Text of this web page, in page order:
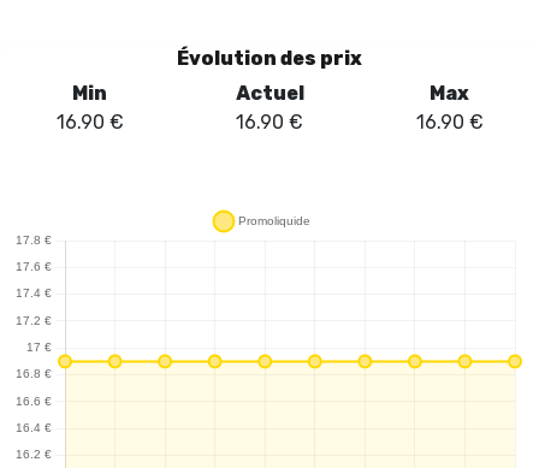
Évolution des prix
Min
16.90 €
Actuel
16.90 €
Max
16.90 €